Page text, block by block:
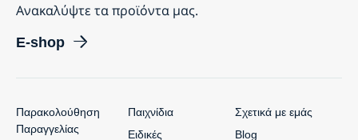
Ανακαλύψτε τα προϊόντα μας.
E-shop
Σχετικά με εμάς
Blog
Παιχνίδια
Ειδικές
Παρακολούθηση
Παραγγελίας